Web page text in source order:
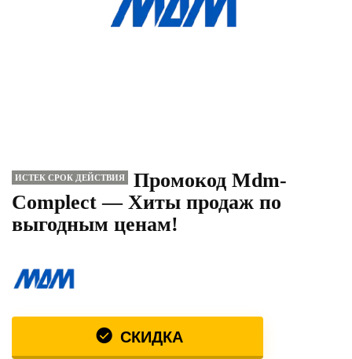
ИСТЕК СРОК ДЕЙСТВИЯ
Промокод Mdm-
Complect — Хиты продаж по
выгодным ценам!
СКИДКА